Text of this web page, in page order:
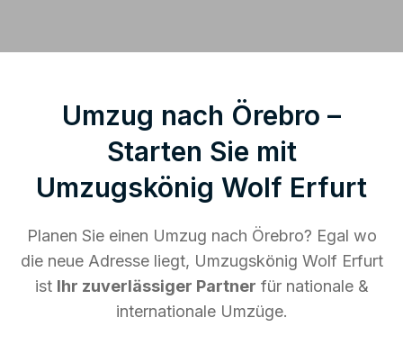
Umzug nach Örebro –
Starten Sie mit
Umzugskönig Wolf Erfurt
Planen Sie einen Umzug nach Örebro? Egal wo
die neue Adresse liegt, Umzugskönig Wolf Erfurt
ist Ihr zuverlässiger Partner für nationale &
internationale Umzüge.